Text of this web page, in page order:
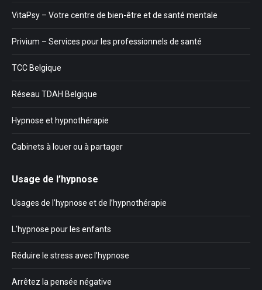
VitaPsy – Votre centre de bien-être et de santé mentale
Privium – Services pour les professionnels de santé
TCC Belgique
Réseau TDAH Belgique
Hypnose et hypnothérapie
Cabinets à louer ou à partager
Usage de l’hypnose
Usages de l’hypnose et de l’hypnothérapie
L’hypnose pour les enfants
Réduire le stress avec l’hypnose
Arrêtez la pensée négative